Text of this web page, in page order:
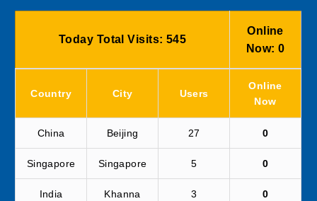
Today Total Visits: 545
Online
Now: 0
Country City Users
Online
Now
China Beijing 27 0
Singapore Singapore 5 0
India Khanna 3 0